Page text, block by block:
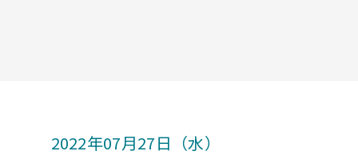
2022年07月27日（水）